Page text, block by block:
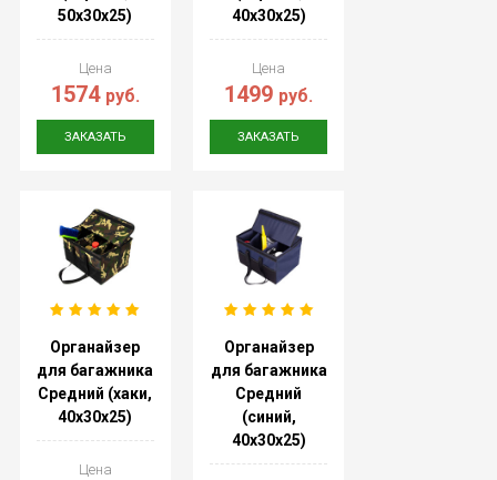
50х30х25)
Цена
1574 руб.
ЗАКАЗАТЬ
40х30х25)
Цена
1499 руб.
ЗАКАЗАТЬ
Органайзер
для багажника
Средний (хаки,
40х30х25)
Цена
Органайзер
для багажника
Средний
(синий,
40х30х25)